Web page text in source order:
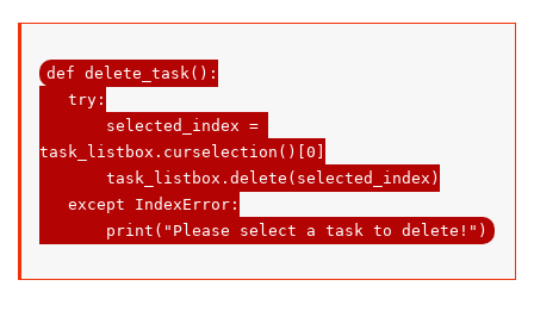
def delete_task () :
try :
selected_index =
task_listbox.curselection()[0]
task_listbox .delete ( selected_index )
except IndexError:
print("Please select a task to delete ! ")